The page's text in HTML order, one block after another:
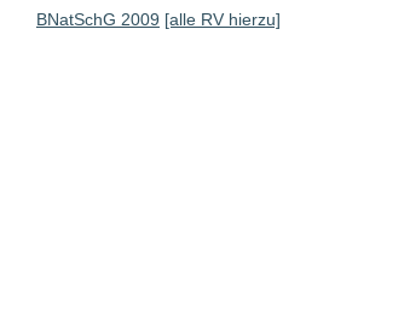
BNatSchG 2009 [alle RV hierzu]